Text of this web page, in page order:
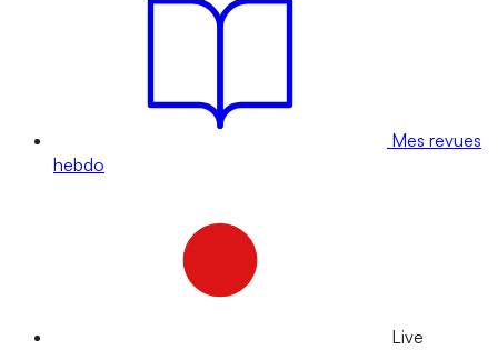
Mes revues
hebdo
Live